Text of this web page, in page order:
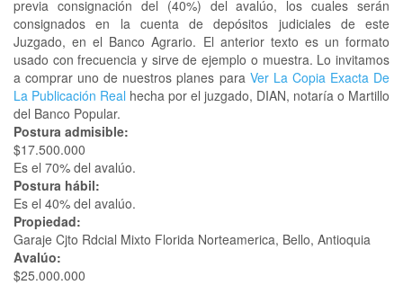
previa consignación del (40%) del avalúo, los cuales serán
consignados en la cuenta de depósitos judiciales de este
Juzgado, en el Banco Agrario. El anterior texto es un formato
usado con frecuencia y sirve de ejemplo o muestra. Lo invitamos
a comprar uno de nuestros planes para Ver La Copia Exacta De
La Publicación Real hecha por el juzgado, DIAN, notaría o Martillo
del Banco Popular.
Postura admisible:
$17.500.000
Es el 70% del avalúo.
Postura hábil:
Es el 40% del avalúo.
Propiedad:
Garaje Cjto Rdcial Mixto Florida Norteamerica, Bello, Antioquia
Avalúo:
$25.000.000